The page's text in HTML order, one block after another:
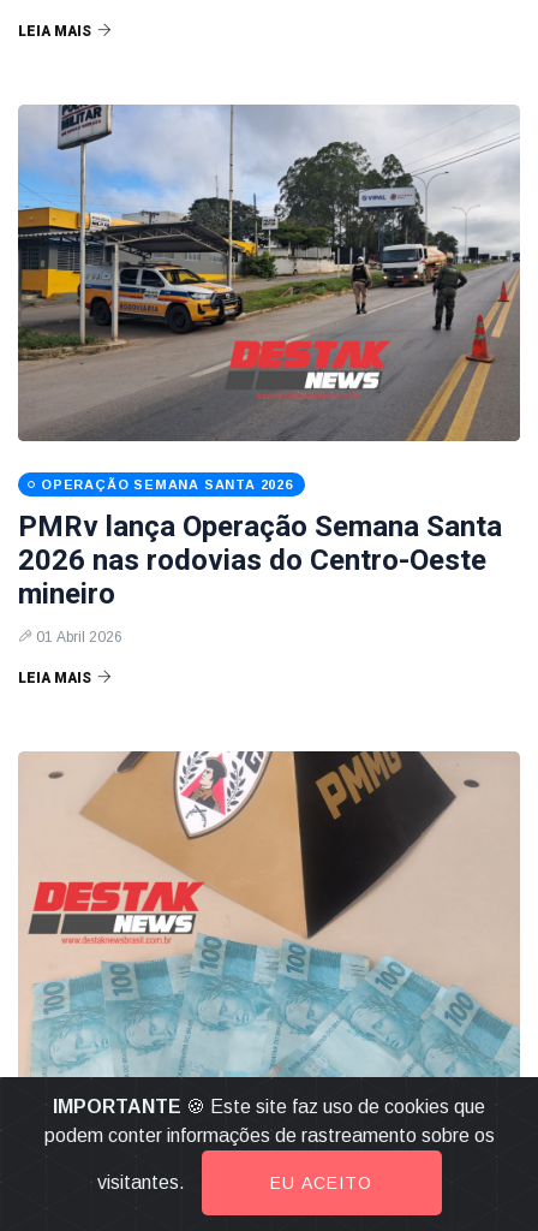
LEIA MAIS
OPERAÇÃO SEMANA SANTA 2026
PMRv lança Operação Semana Santa
2026 nas rodovias do Centro-Oeste
mineiro
01 Abril 2026
LEIA MAIS
VIOLÊNCIA DOMÉSTICA
Violência Doméstica e Crime Federal:
Homem é preso em Formiga após
IMPORTANTE 🍪 Este site faz uso de cookies que
podem conter informações de rastreamento sobre os
visitantes. EU ACEITO